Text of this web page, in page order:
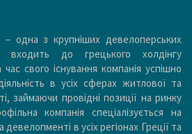
одна з крупніших девелоперських
входить до грецького холдінгу
час свого існування компанія успішно
в усіх сферах житлової та
займаючи провідні позиції на ринку
компанія спеціалізується на
в усіх регіонах Греції та